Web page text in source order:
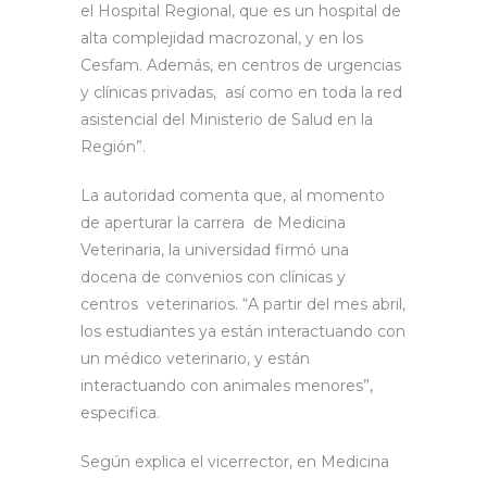
el Hospital Regional, que es un hospital de
alta complejidad macrozonal, y en los
Cesfam. Además, en centros de urgencias
y clínicas privadas, así como en toda la red
asistencial del Ministerio de Salud en la
Región”.
La autoridad comenta que, al momento
de aperturar la carrera de Medicina
Veterinaria, la universidad firmó una
docena de convenios con clínicas y
centros veterinarios. “A partir del mes abril,
los estudiantes ya están interactuando con
un médico veterinario, y están
interactuando con animales menores”,
especifica.
Según explica el vicerrector, en Medicina